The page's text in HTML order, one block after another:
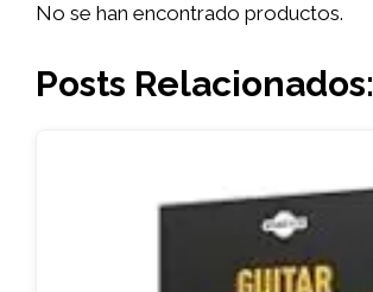
No se han encontrado productos.
Posts Relacionados: